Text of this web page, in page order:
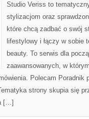
Studio Veriss to
stylizacjom oraz
które chcą zadbać o swój
lifestylowy i łączy w sobie
beauty. To serwis dla
zaawansowanych, w
Polecam
strony skupia się
[…]